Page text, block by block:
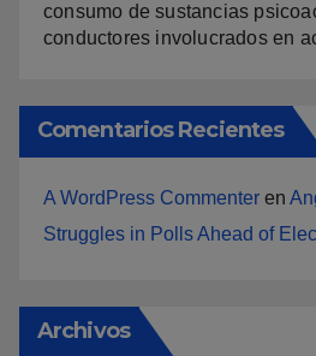
consumo de sustancias
conductores involucrados en
Comentarios Recientes
A WordPress Commenter en
Struggles in Polls Ahead of
Archivos